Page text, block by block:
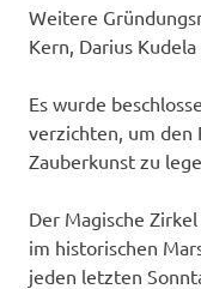
Weitere
Kern, Darius
Es wurde
verzichten, um den
Zauberkunst zu
Der Magische
im historischen
jeden letzten